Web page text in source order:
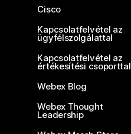
Cisco
Kapcsolatfelvétel az
ügyfélszolgálattal
Kapcsolatfelvétel az
értékesítési csoporttal
Webex Blog
Webex Thought
Leadership